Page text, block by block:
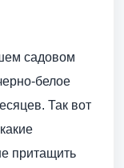
садовом
белое
Так вот
притащить